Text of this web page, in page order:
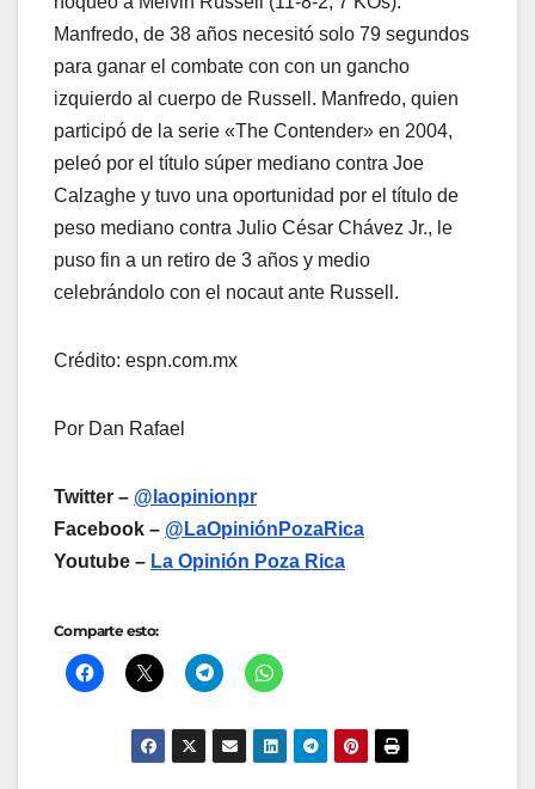
Manfredo, de 38 años necesitó solo 79 segundos
para ganar el combate con con un gancho
izquierdo al cuerpo de Russell. Manfredo, quien
participó de la serie «The Contender» en 2004,
peleó por el título súper mediano contra Joe
Calzaghe y tuvo una oportunidad por el título de
peso mediano contra Julio César Chávez Jr., le
puso fin a un retiro de 3 años y medio
celebrándolo con el nocaut ante Russell.
Crédito: espn.com.mx
Por Dan Rafael
Twitter – @laopinionpr
Facebook – @LaOpiniónPozaRica
Youtube – La Opinión Poza Rica
Comparte esto: